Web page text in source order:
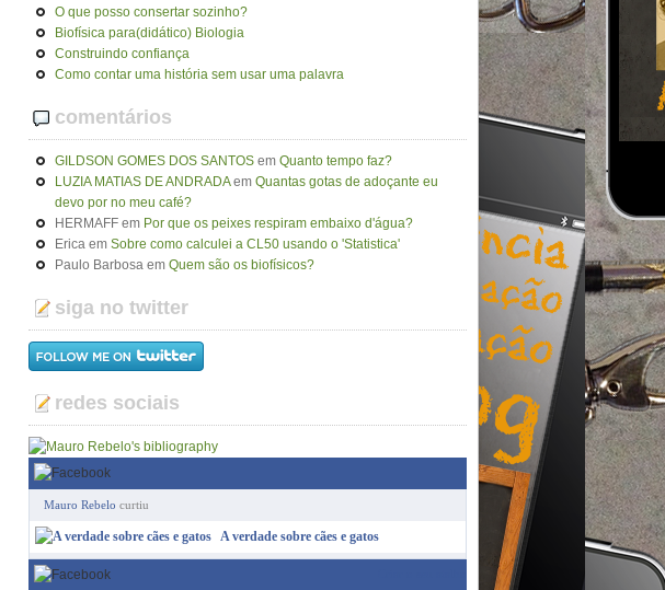
O que posso consertar sozinho?
Biofísica para(didático) Biologia
Construindo confiança
Como contar uma história sem usar uma palavra
comentários
GILDSON GOMES DOS SANTOS em Quanto tempo faz?
LUZIA MATIAS DE ANDRADAem Quantas gotas de adoçante eu
devo por no meu café?
HERMAFF em Por que os peixes respiram embaixo d'água?
Erica em Sobre como calculei a CL50 usando o 'Statistica'
Paulo Barbosa em Quem são os biofísicos?
siga no twitter
redes sociais
Mauro Rebelo curtiu
A verdade sobre cães e gatos